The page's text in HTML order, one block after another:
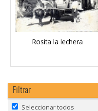
Rosita la lechera
Filtrar
Seleccionar todos